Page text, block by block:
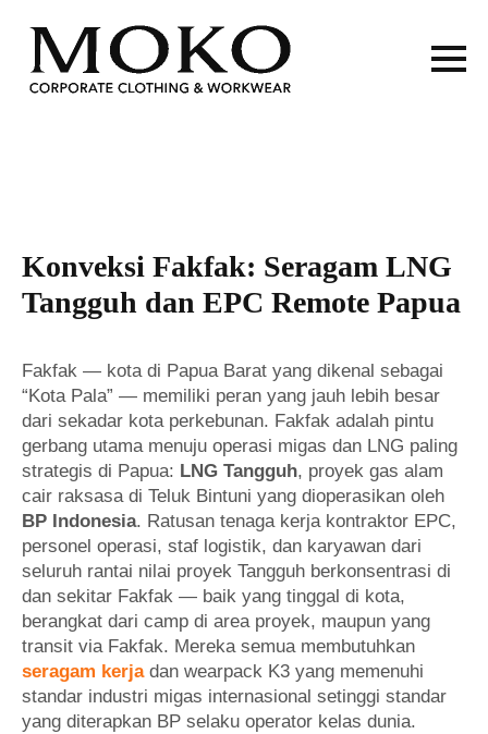
Konveksi Fakfak: Seragam LNG
Tangguh dan EPC Remote Papua
Fakfak — kota di Papua Barat yang dikenal sebagai
“Kota Pala” — memiliki peran yang jauh lebih besar
dari sekadar kota perkebunan. Fakfak adalah pintu
gerbang utama menuju operasi migas dan LNG paling
strategis di Papua: LNG Tangguh, proyek gas alam
cair raksasa di Teluk Bintuni yang dioperasikan oleh
BP Indonesia. Ratusan tenaga kerja kontraktor EPC,
personel operasi, staf logistik, dan karyawan dari
seluruh rantai nilai proyek Tangguh berkonsentrasi di
dan sekitar Fakfak — baik yang tinggal di kota,
berangkat dari camp di area proyek, maupun yang
transit via Fakfak. Mereka semua membutuhkan
seragam kerjadan wearpack K3 yang memenuhi
standar industri migas internasional setinggi standar
yang diterapkan BP selaku operator kelas dunia.